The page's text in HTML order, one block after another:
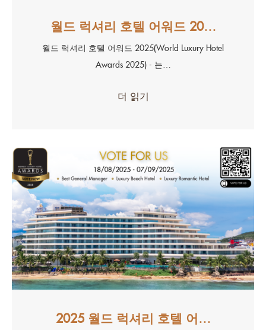
월드 럭셔리 호텔 어워드 20…
월드 럭셔리 호텔 어워드 2025(World Luxury Hotel
Awards 2025) - 는…
더 읽기
2025 월드 럭셔리 호텔 어…